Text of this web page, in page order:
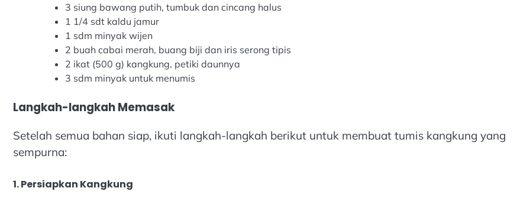
3 siung bawang putih, tumbuk dan cincang halus
1 1/4 sdt kaldu jamur
1 sdm minyak wijen
2 buah cabai merah, buang biji dan iris serong tipis
2 ikat (500 g) kangkung, petiki daunnya
3 sdm minyak untuk menumis
Langkah-langkah Memasak
Setelah semua bahan siap, ikuti langkah-langkah berikut untuk membuat tumis kangkung yang
sempurna:
1. Persiapkan Kangkung